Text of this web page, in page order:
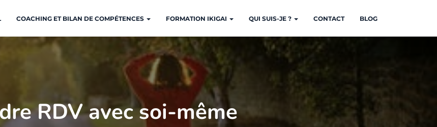
COACHING ET BILAN DE COMPÉTENCES FORMATION IKIGAI QUI SUIS-JE ? CONTACT BLOG
RDV avec soi-même